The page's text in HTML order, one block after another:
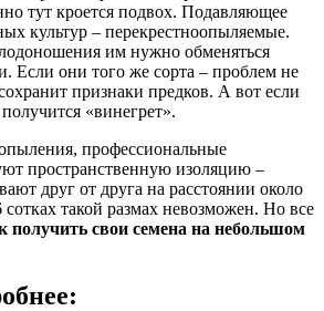
тут кроется подвох. Подавляющее
культур – перекрестноопыляемые.
им нужно обменяться
Если они того же сорта – проблем не
признаки предков. А вот если
«винегрет».
профессиональные
пространственную изоляцию –
друг от друга на расстоянии около
сотках такой размах невозможен. Но все
получить свои семена на небольшом